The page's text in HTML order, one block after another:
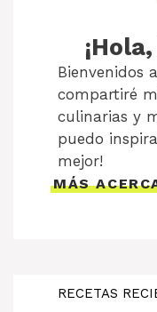
Bienvenidos
compartiré
culinarias y
puedo
mejor!
MÁS
RECETAS